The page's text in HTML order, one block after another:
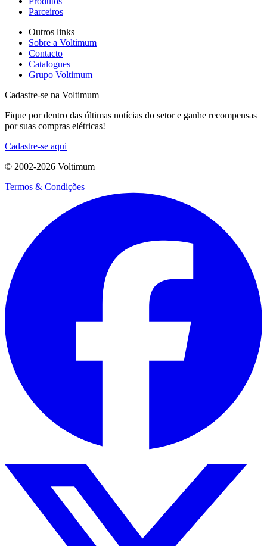
Parceiros
Outros links
Sobre a Voltimum
Contacto
Catalogues
Grupo Voltimum
Cadastre-se na Voltimum
Fique por dentro das últimas notícias do setor e ganhe recompensas
por suas compras elétricas!
Cadastre-se aqui
© 2002-2026 Voltimum
Termos & Condições